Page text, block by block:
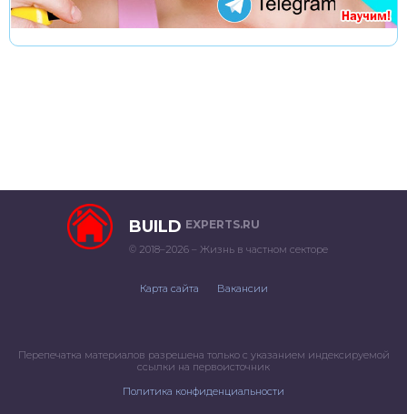
BUILD EXPERTS.RU
© 2018–2026 – Жизнь в частном секторе
Карта сайта Вакансии
Перепечатка материалов разрешена только с указанием индексируемой
ссылки на первоисточник
Политика конфиденциальности